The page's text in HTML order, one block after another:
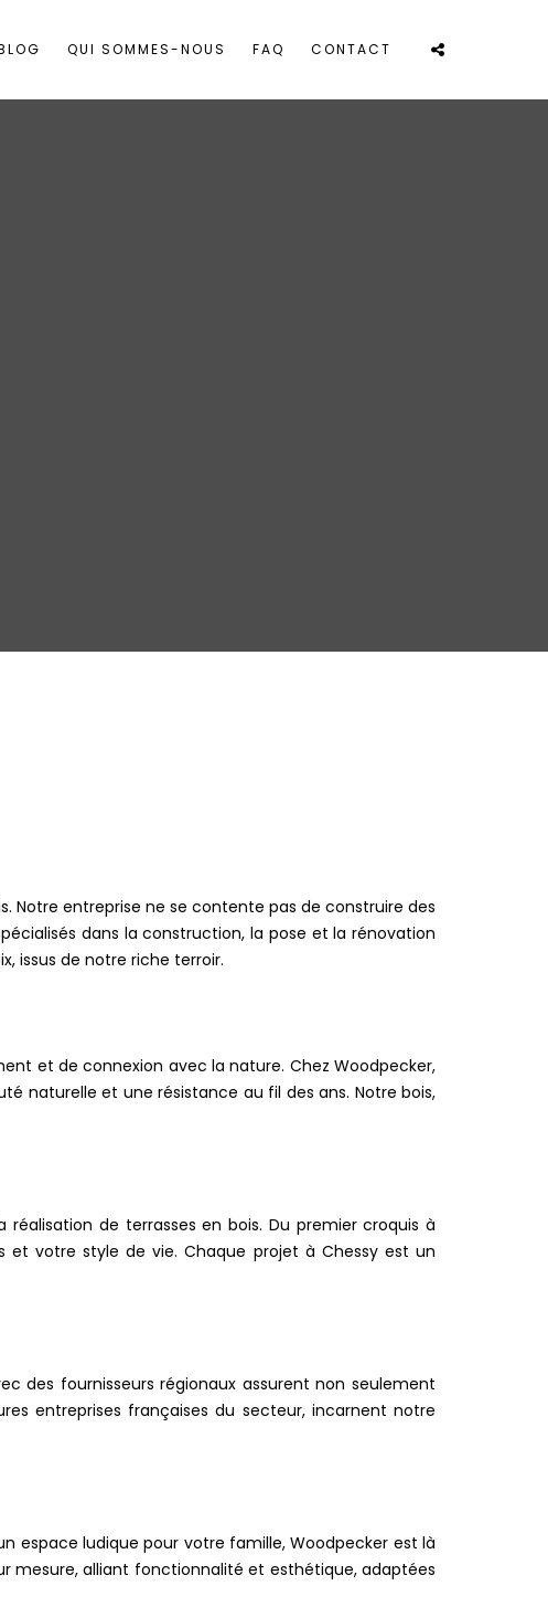
QUI SOMMES-NOUS FAQ CONTACT
Notre entreprise ne se contente pas de construire des
dans la construction, la pose et la rénovation
issus de notre riche terroir.
et de connexion avec la nature. Chez Woodpecker,
naturelle et une résistance au fil des ans. Notre bois,
de terrasses en bois. Du premier croquis à
votre style de vie. Chaque projet à Chessy est un
des fournisseurs régionaux assurent non seulement
entreprises françaises du secteur, incarnent notre
espace ludique pour votre famille, Woodpecker est là
mesure, alliant fonctionnalité et esthétique, adaptées